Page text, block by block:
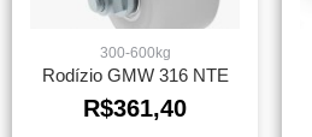
300-600kg
Rodízio GMW 316 NTE
R$361,40